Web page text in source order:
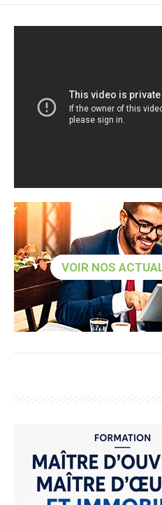
VOIR NOS